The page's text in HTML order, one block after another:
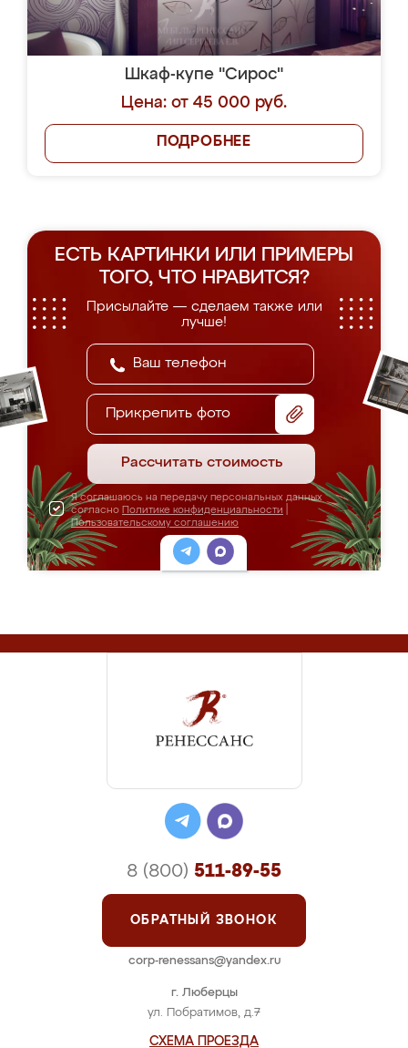
Шкаф-купе "Сирос"
Цена: от 45 000 руб.
ПОДРОБНЕЕ
ЕСТЬ КАРТИНКИ ИЛИ ПРИМЕРЫ
ТОГО, ЧТО НРАВИТСЯ?
Присылайте — сделаем также или
лучше!
Прикрепить фото
Рассчитать стоимость
Я соглашаюсь на передачу персональных данных
согласно Политике конфиденциальности
Пользовательскому соглашению
г. Люберцы
ул. Побратимов, д.7
СХЕМА ПРОЕЗДА
8 (800) 511-89-55
ОБРАТНЫЙ ЗВОНОК
corp-renessans@yandex.ru